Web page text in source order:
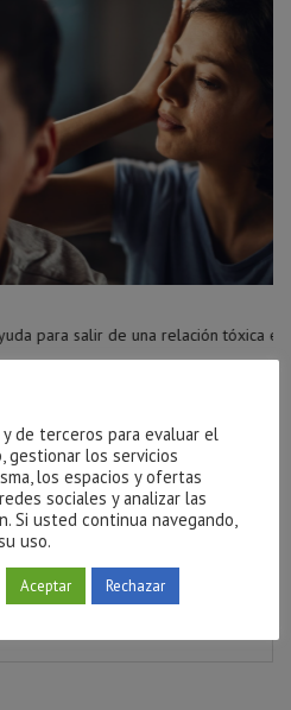
relación tóxica en Castellón
de terceros para evaluar el
gestionar los servicios
los espacios y ofertas
sociales y analizar las
Si usted continua navegando,
uso.
Aceptar Rechazar